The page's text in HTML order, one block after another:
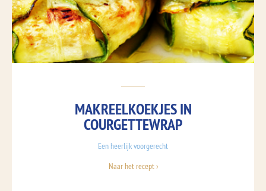
MAKREELKOEKJES IN
COURGETTEWRAP
Een heerlijk voorgerecht
Naar het recept ›